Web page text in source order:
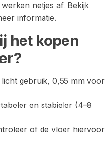
netjes af. Bekijk
informatie.
het kopen
gebruik, 0,55 mm voor
en stabieler (4–8
of de vloer hiervoor